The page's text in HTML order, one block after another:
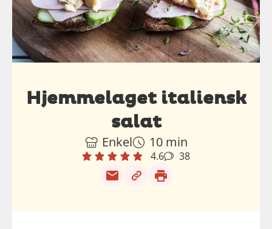
Hjemmelaget italiensk
salat
Enkel 10 min
4.6 38